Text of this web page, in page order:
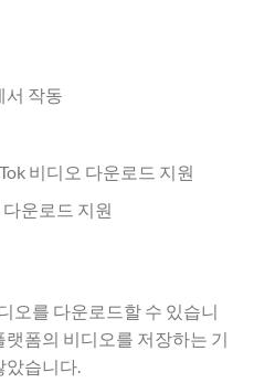
서 작동
비디오 다운로드 지원
운로드 지원
오를 다운로드할 수 있습니
랫폼의 비디오를 저장하는 기
았습니다.